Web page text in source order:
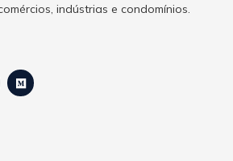
indústrias e condomínios.